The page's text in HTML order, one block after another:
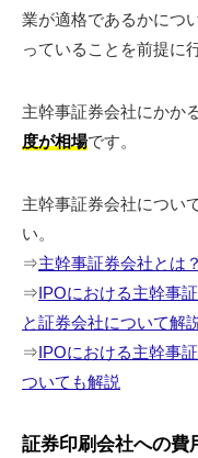
業が適格であるかにつ
っていることを前提に
主幹事証券会社にかか
度が相場です。
主幹事証券会社につい
い。
⇒主幹事証券会社とは
⇒IPOにおける主幹事
と証券会社について解
⇒IPOにおける主幹事
ついても解説
証券印刷会社への費